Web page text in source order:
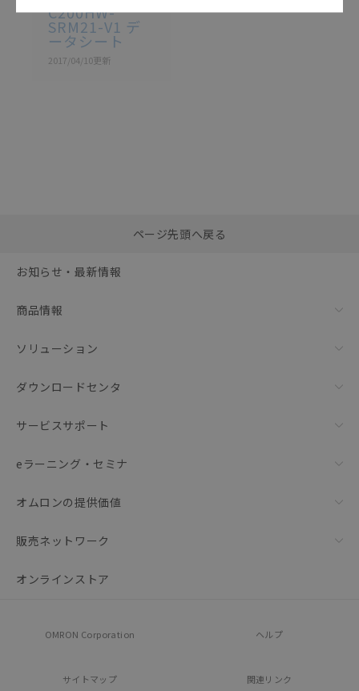
C200HW-
SRM21-V1 デ
ータシート
2017/04/10更新
括ダウンロード
ページ先頭へ戻る
お知らせ・最新情報
商品情報
ソリューション
ダウンロードセンタ
サービスサポート
eラーニング・セミナ
オムロンの提供価値
販売ネットワーク
オンラインストア
OMRON Corporation ヘルプ
サイトマップ 関連リンク